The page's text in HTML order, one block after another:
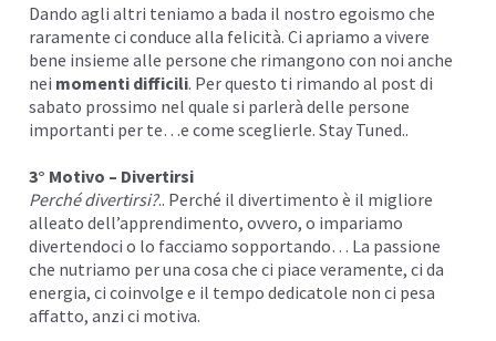
Dando agli altri teniamo a bada il nostro egoismo che
raramente ci conduce alla felicità. Ci apriamo a vivere
bene insieme alle persone che rimangono con noi anche
nei momenti difficili. Per questo ti rimando al post di
sabato prossimo nel quale si parlerà delle persone
importanti per te…e come sceglierle. Stay Tuned..
3° Motivo – Divertirsi
Perché divertirsi?.. Perché il divertimento è il migliore
alleato dell’apprendimento, ovvero, o impariamo
divertendoci o lo facciamo sopportando… La passione
che nutriamo per una cosa che ci piace veramente, ci da
energia, ci coinvolge e il tempo dedicatole non ci pesa
affatto, anzi ci motiva.